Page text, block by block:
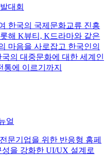
대회
한국의 국제문화교류 진흥
해 K뷰티, K드라마와 같은
마음을 사로잡고 한국인의
의 대중문화에 대한 세계인
에 이르기까지
얼
문기업을 위한 반응형 홈페
을 강화한 UI/UX 설계로